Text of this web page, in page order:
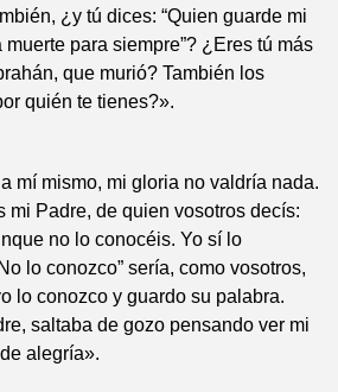
¿y tú dices: “Quien guarde mi
para siempre”? ¿Eres tú más
que murió? También los
quién te tienes?».
mí mismo, mi gloria no valdría nada.
mi Padre, de quien vosotros decís:
no lo conocéis. Yo sí lo
lo conozco” sería, como vosotros,
lo conozco y guardo su palabra.
saltaba de gozo pensando ver mi
alegría».